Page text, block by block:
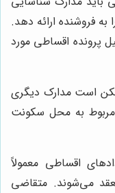
به فروشنده ارائه دهد.
پرونده اقساطی مورد
است مدارک دیگری
مربوط به محل سکونت
اقساطی معمولاً
می‌شوند. متقاضی